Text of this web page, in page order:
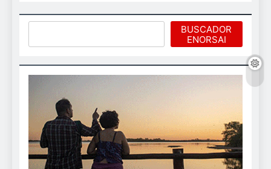
BUSCADOR
ENORSAI